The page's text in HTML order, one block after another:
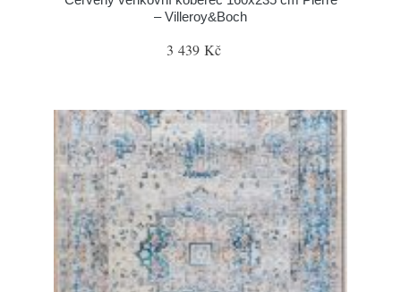
– Villeroy&Boch
3 439 Kč